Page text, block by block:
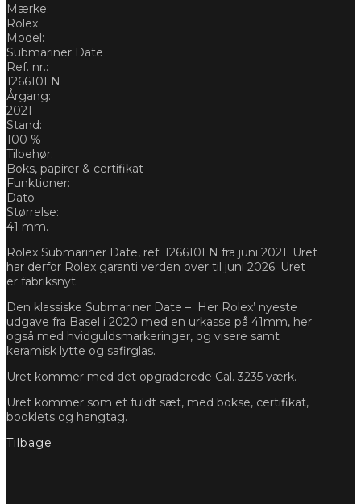
Mærke:
Rolex
Model:
Submariner Date
Ref. nr.:
126610LN
Årgang:
2021
Stand:
100 %
Tilbehør:
Boks, papirer & certifikat
Funktioner:
Dato
Størrelse:
41 mm.
Rolex Submariner Date, ref. 126610LN fra juni 2021. Uret
har derfor Rolex garanti verden over til juni 2026. Uret
er fabriksnyt.
Den klassiske Submariner Date – Her Rolex’ nyeste
udgave fra Basel i 2020 med en urkasse på 41mm, her
også med hvidguldsmarkeringer, og visere samt
keramisk lytte og safirglas.
Uret kommer med det opgraderede Cal. 3235 værk.
Uret kommer som et fuldt sæt, med bokse, certifikat,
booklets og hangtag.
Tilbage